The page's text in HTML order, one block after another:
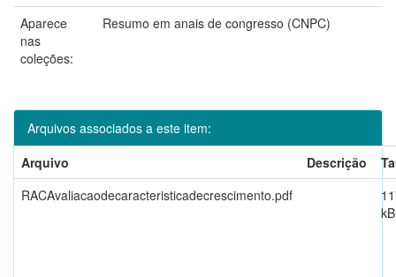
Aparece
nas
coleções:
Resumo em anais de congresso (CNPC)
Arquivos associados a este item:
Arquivo
Descrição
RACAvaliacaodecaracteristicadecrescimento.pdf
kB